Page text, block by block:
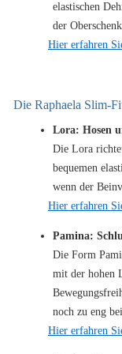
elastischen
der
Hier erfahren
Die Raphaela Slim-
Lora: Hosen
Die Lora
bequemen
wenn der
Hier erfahren
Pamina:
Die Form
mit der hohen
noch zu eng
Hier erfahren